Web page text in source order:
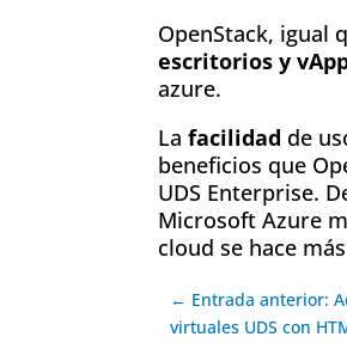
OpenStack, igual
escritorios y
azure.
La facilidad de
beneficios que
UDS Enterprise.
Microsoft Azure
cloud se hace
← Entrada anterior:
virtuales UDS con